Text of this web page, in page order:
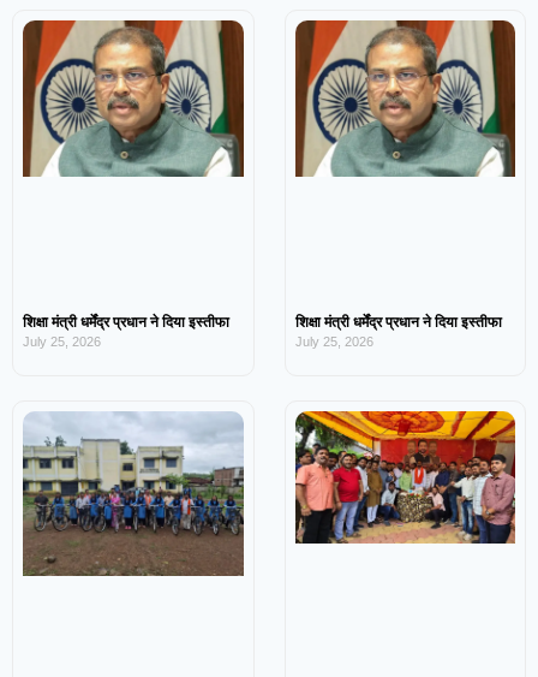
शिक्षा मंत्री धर्मेंद्र प्रधान ने दिया इस्तीफा
July 25, 2026
शिक्षा मंत्री धर्मेंद्र प्रधान ने दिया इस्तीफा
July 25, 2026